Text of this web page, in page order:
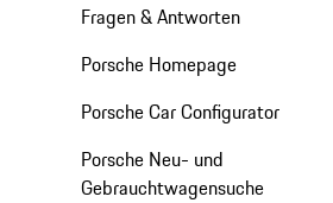
Fragen & Antworten
Porsche Homepage
Porsche Car Configurator
Porsche Neu- und
Gebrauchtwagensuche